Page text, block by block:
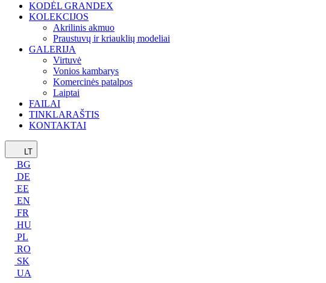
KODĖL GRANDEX
KOLEKCIJOS
Akrilinis akmuo
Praustuvų ir kriauklių modeliai
GALERIJA
Virtuvė
Vonios kambarys
Komercinės patalpos
Laiptai
FAILAI
TINKLARAŠTIS
KONTAKTAI
LT
BG
DE
EE
EN
FR
HU
PL
RO
SK
UA